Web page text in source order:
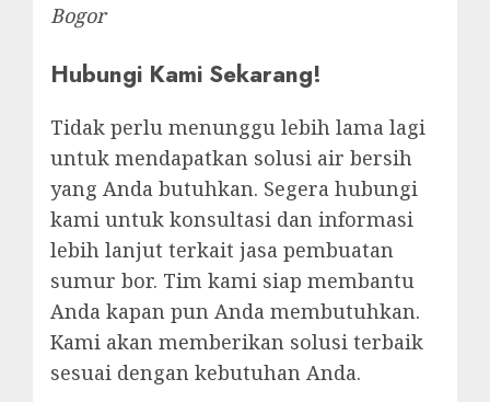
Bogor
Hubungi Kami Sekarang!
Tidak perlu menunggu lebih lama lagi
untuk mendapatkan solusi air bersih
yang Anda butuhkan. Segera hubungi
kami untuk konsultasi dan informasi
lebih lanjut terkait jasa pembuatan
sumur bor. Tim kami siap membantu
Anda kapan pun Anda membutuhkan.
Kami akan memberikan solusi terbaik
sesuai dengan kebutuhan Anda.